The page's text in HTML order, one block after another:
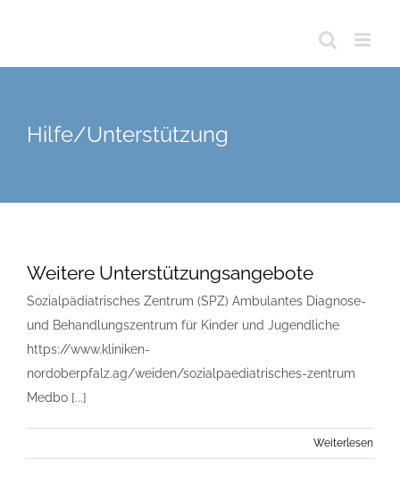
Hilfe/Unterstützung
Weitere Unterstützungsangebote
Sozialpädiatrisches Zentrum (SPZ) Ambulantes Diagnose-
und Behandlungszentrum für Kinder und Jugendliche
https://www.kliniken-
nordoberpfalz.ag/weiden/sozialpaediatrisches-zentrum
Medbo [...]
Weiterlesen